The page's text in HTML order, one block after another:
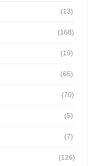
(13)
(168)
(19)
(65)
(70)
(5)
(7)
(126)